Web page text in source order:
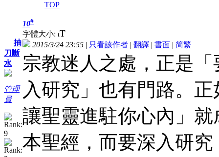
TOP
抽
刀斷
水
管理
員
10#
字體大小: tT
2015/3/24 23:55 | 只看該作者 | 翻譯 | 書面 | 简繁
宗教迷人之處，正是
入研究」也有門路。
讓聖靈進駐你心內」
本聖經，而要深入研